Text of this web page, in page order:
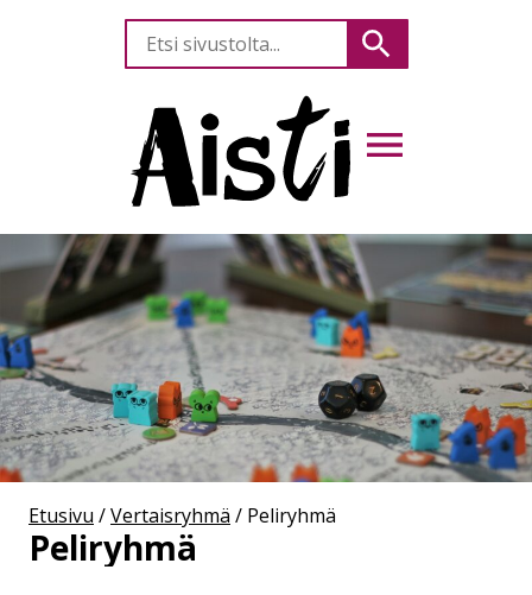
Etsi
sivustolta
Etusivu /Vertaisryhmä / Peliryhmä
Peliryhmä